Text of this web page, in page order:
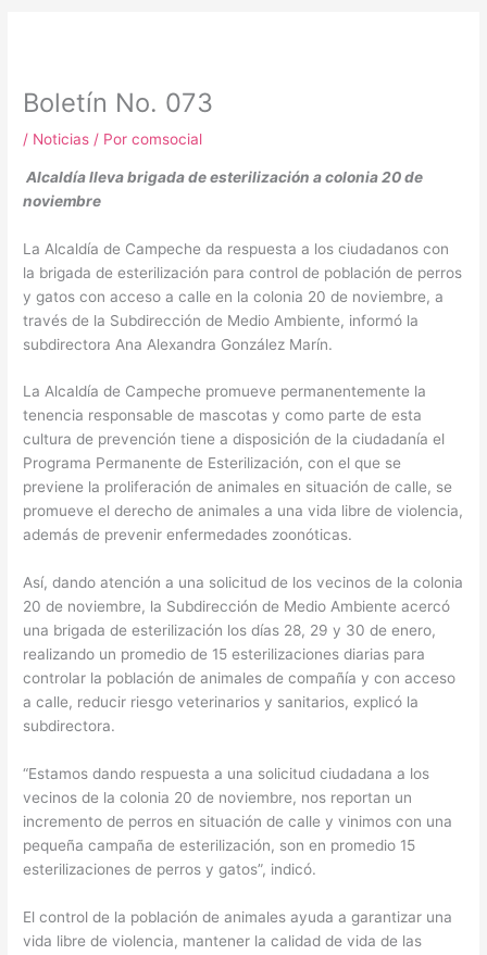
Boletín No. 073
/ Noticias / Porcomsocial
Alcaldía lleva brigada de esterilización a colonia 20 de
noviembre
La Alcaldía de Campeche da respuesta a los ciudadanos con
la brigada de esterilización para control de población de perros
y gatos con acceso a calle en la colonia 20 de noviembre, a
través de la Subdirección de Medio Ambiente, informó la
subdirectora Ana Alexandra González Marín.
La Alcaldía de Campeche promueve permanentemente la
tenencia responsable de mascotas y como parte de esta
cultura de prevención tiene a disposición de la ciudadanía el
Programa Permanente de Esterilización, con el que se
previene la proliferación de animales en situación de calle, se
promueve el derecho de animales a una vida libre de violencia,
además de prevenir enfermedades zoonóticas.
Así, dando atención a una solicitud de los vecinos de la colonia
20 de noviembre, la Subdirección de Medio Ambiente acercó
una brigada de esterilización los días 28, 29 y 30 de enero,
realizando un promedio de 15 esterilizaciones diarias para
controlar la población de animales de compañía y con acceso
a calle, reducir riesgo veterinarios y sanitarios, explicó la
subdirectora.
“Estamos dando respuesta a una solicitud ciudadana a los
vecinos de la colonia 20 de noviembre, nos reportan un
incremento de perros en situación de calle y vinimos con una
pequeña campaña de esterilización, son en promedio 15
esterilizaciones de perros y gatos”, indicó.
El control de la población de animales ayuda a garantizar una
vida libre de violencia, mantener la calidad de vida de las